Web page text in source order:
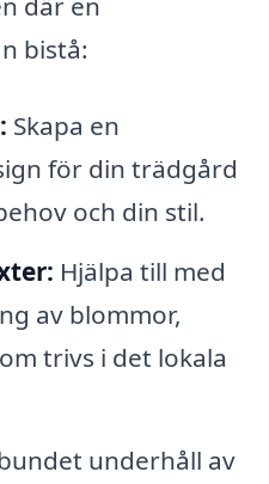
bistå:
Skapa en
för din trädgård
och din stil.
Hjälpa till med
av blommor,
trivs i det lokala
underhåll av